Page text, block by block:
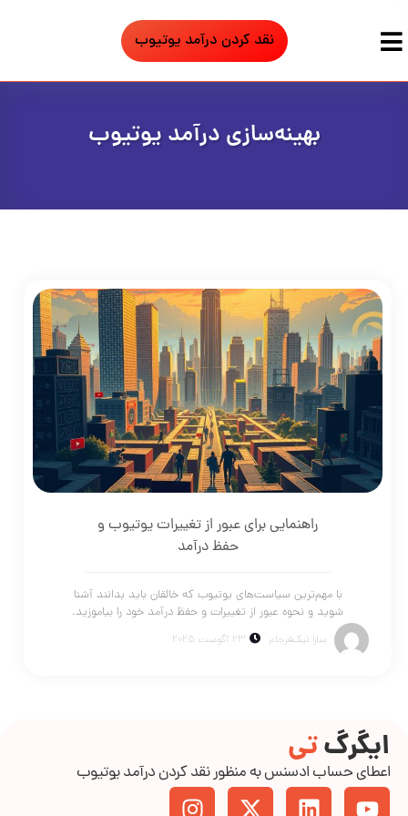
نقد کردن درآمد یوتیوب
بهینه‌سازی درآمد یوتیوب
راهنمایی برای عبور از تغییرات یوتیوب و
حفظ درآمد
با مهم‌ترین سیاست‌های یوتیوب که خالقان باید بدانند آشنا
شوید و نحوه عبور از تغییرات و حفظ درآمد خود را بیاموزید.
سارا نیک‌فرجام 23 آگوست 2025
ایگرگتی
اعطای حساب ادسنس به منظور نقد کردن درآمد یوتیوب